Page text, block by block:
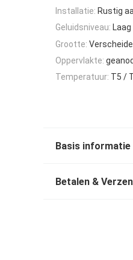
Installatie: Rustig
Geluidsniveau: Laag
Grootte:
Oppervlakte:
Temperatuur: T5 /
Basis informatie
Betalen &